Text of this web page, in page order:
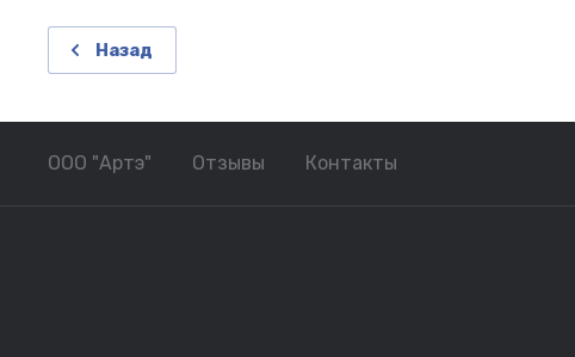
Назад
ООО "Артэ" Отзывы Контакты